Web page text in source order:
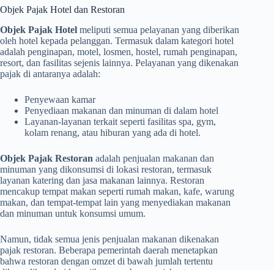
Objek Pajak Hotel dan Restoran
Objek Pajak Hotel meliputi semua pelayanan yang diberikan
oleh hotel kepada pelanggan. Termasuk dalam kategori hotel
adalah penginapan, motel, losmen, hostel, rumah penginapan,
resort, dan fasilitas sejenis lainnya. Pelayanan yang dikenakan
pajak di antaranya adalah:
Penyewaan kamar
Penyediaan makanan dan minuman di dalam hotel
Layanan-layanan terkait seperti fasilitas spa, gym,
kolam renang, atau hiburan yang ada di hotel.
Objek Pajak Restoran adalah penjualan makanan dan
minuman yang dikonsumsi di lokasi restoran, termasuk
layanan katering dan jasa makanan lainnya. Restoran
mencakup tempat makan seperti rumah makan, kafe, warung
makan, dan tempat-tempat lain yang menyediakan makanan
dan minuman untuk konsumsi umum.
Namun, tidak semua jenis penjualan makanan dikenakan
pajak restoran. Beberapa pemerintah daerah menetapkan
bahwa restoran dengan omzet di bawah jumlah tertentu